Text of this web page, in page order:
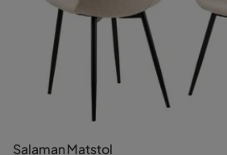
Salaman Matstol